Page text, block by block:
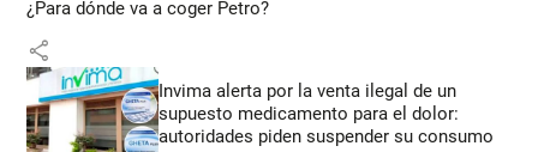
¿Para dónde va a coger Petro?
share
Invima alerta por la venta ilegal de un
supuesto medicamento para el dolor:
autoridades piden suspender su consumo